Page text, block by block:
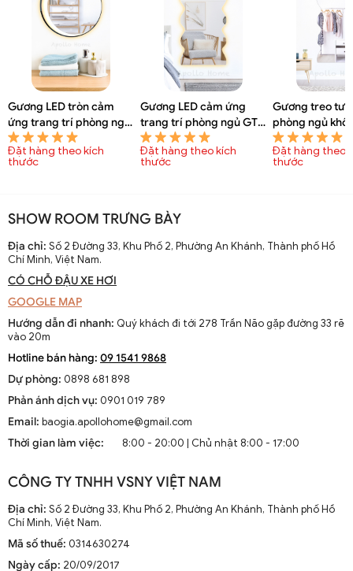
Gương LED tròn cảm
ứng trang trí phòng ngủ
GTT 6095A
Đặt hàng theo kích
thước
Gương LED cảm ứng
trang trí phòng ngủ GTT
6093A
Đặt hàng theo kích
thước
Gương treo
phòng ngủ
GTT 6092A
Đặt hàng theo
thước
SHOW ROOM TRƯNG BÀY
Địa chỉ: Số 2 Đường 33, Khu Phố 2, Phường An Khánh, Thành phố Hồ
Chí Minh, Việt Nam.
CÓ CHỖ ĐẬU XE HƠI
GOOGLE MAP
Hướng dẫn đi nhanh: Quý khách đi tới 278 Trần Não gặp đường 33 rẽ
vào 20m
Hotline bán hàng: 09 1541 9868
Dự phòng: 0898 681 898
Phản ánh dịch vụ: 0901 019 789
Email: baogia.apollohome@gmail.com
Thời gian làm việc:
8:00 - 20:00 | Chủ nhật 8:00 - 17:00
CÔNG TY TNHH VSNY VIỆT NAM
Địa chỉ: Số 2 Đường 33, Khu Phố 2, Phường An Khánh, Thành phố Hồ
Chí Minh, Việt Nam.
Mã số thuế: 0314630274
Ngày cấp: 20/09/2017